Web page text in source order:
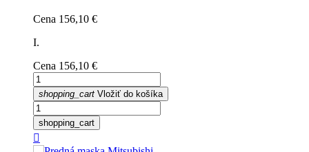
Cena 156,10 €
I.
Cena 156,10 €
shopping_cart Vložiť do košíka
shopping_cart
